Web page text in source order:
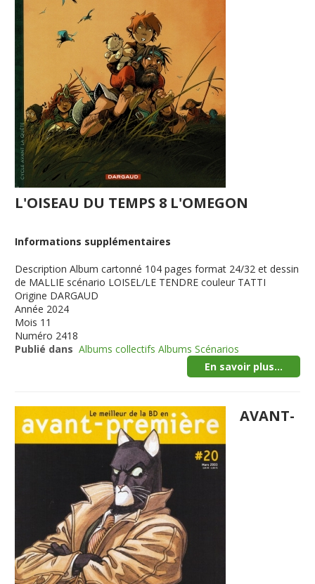
L'OISEAU DU TEMPS 8 L'OMEGON
Informations supplémentaires
Description Album cartonné 104 pages format 24/32 et dessin
de MALLIE scénario LOISEL/LE TENDRE couleur TATTI
Origine DARGAUD
Année 2024
Mois 11
Numéro 2418
Publié dans Albums collectifs Albums Scénarios
En savoir plus...
AVANT-